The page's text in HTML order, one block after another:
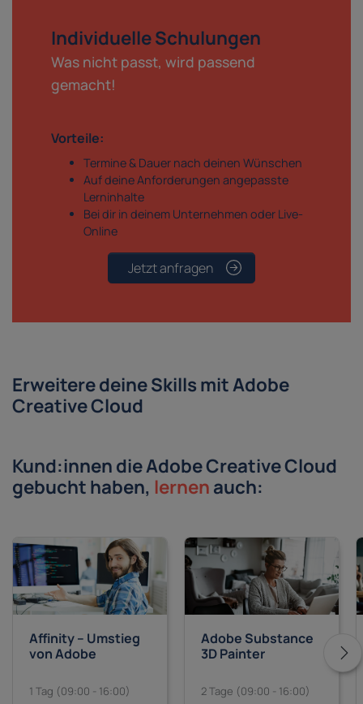
Individuelle Schulungen
Was nicht passt, wird passend
gemacht!
Vorteile:
Termine & Dauer nach deinen Wünschen
Auf deine Anforderungen angepasste
Lerninhalte
Bei dir in deinem Unternehmen oder Live-
Online
Jetzt anfragen
Erweitere deine Skills mit Adobe
Creative Cloud
Kund:innen die Adobe Creative Cloud
gebucht haben, lernenauch:
Affinity – Umstieg
von Adobe
1 Tag (09:00 - 16:00)
Adobe Substance
3D Painter
2 Tage (09:00 - 16:00)